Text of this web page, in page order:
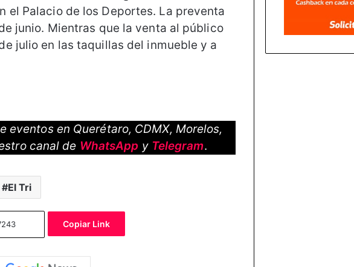
el Palacio de los Deportes. La preventa
junio. Mientras que la venta al público
julio en las taquillas del inmueble y a
en Querétaro, CDMX, Morelos,
canal de WhatsApp y Telegram.
El Tri
Copiar Link